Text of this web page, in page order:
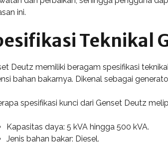
ini.
Teknikal
Deutz memiliki beragam spesifikasi
bahan bakarnya. Dikenal sebagai
spesifikasi kunci dari Genset Deutz
Kapasitas daya: 5 kVA hingga 500 kVA.
Jenis bahan bakar: Diesel.